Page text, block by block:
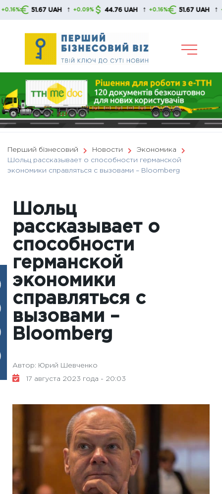
Skip
51.67 UAH ↑ +0.09% 44.76 UAH ↑ +0.16% 51.67 UAH ↑ +0.09%
Перший бізнесовий Новости
Экономика
Шольц рассказывает о способности германской
экономики справляться с вызовами – Вloomberg
Шольц
рассказывает о
способности
германской
экономики
справляться с
вызовами –
Вloomberg
Автор: Юрий Шевченко
17 августа 2023 года - 20:03